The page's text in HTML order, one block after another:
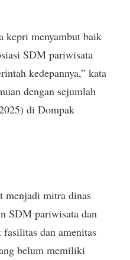
kepri menyambut baik
SDM pariwisata
kedepannya,” kata
dengan sejumlah
di Dompak
menjadi mitra dinas
SDM pariwisata dan
dan amenitas
belum memiliki